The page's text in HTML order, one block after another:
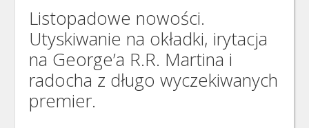
Listopadowe nowości.
Utyskiwanie na okładki, irytacja
na George’a R.R. Martina i
radocha z długo wyczekiwanych
premier.